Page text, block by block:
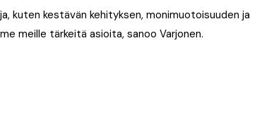
kuten kestävän kehityksen, monimuotoisuuden ja
meille tärkeitä asioita, sanoo Varjonen.